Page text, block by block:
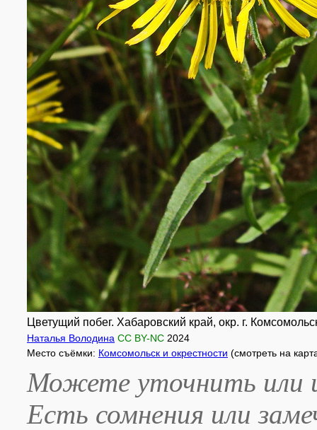
Цветущий побег. Хабаровский край, окр. г.
Наталья Володина CC BY-NC 2024
Место съёмки: Комсомольск и окрестности (смотреть на
Можете уточнить или
Есть сомнения или